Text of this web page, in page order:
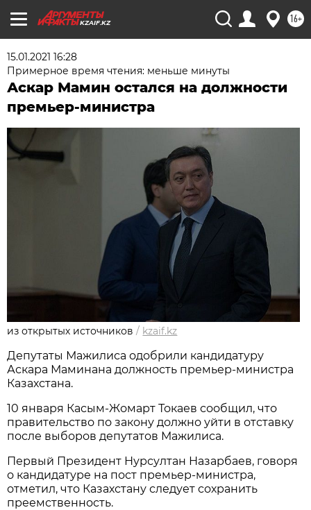
KZAIF.KZ 16+
15.01.2021 16:28
Примерное время чтения: меньше минуты
Аскар Мамин остался на должности
премьер-министра
из открытых источников / kzaif.kz
Депутаты Мажилиса одобрили кандидатуру
Аскара Маминана должность премьер-министра
Казахстана.
10 января Касым-Жомарт Токаев сообщил, что
правительство по закону должно уйти в отставку
после выборов депутатов Мажилиса.
Первый Президент Нурсултан Назарбаев, говоря
о кандидатуре на пост премьер-министра,
отметил, что Казахстану следует сохранить
преемственность.